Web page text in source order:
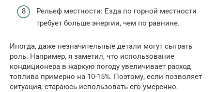
Рельеф местности: Езда по горной местности
требует больше энергии, чем по равнине.
Иногда, даже незначительные детали могут сыграть
роль. Например, я заметил, что использование
кондиционера в жаркую погоду увеличивает расход
топлива примерно на 10-15%. Поэтому, если позволяет
ситуация, стараюсь использовать его умеренно.